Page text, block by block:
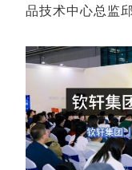
品技术中心总监